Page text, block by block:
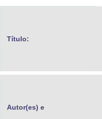
Planalto
Título:
Autor(es) e